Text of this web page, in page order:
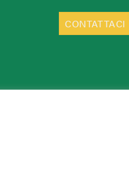
CONTATTACI